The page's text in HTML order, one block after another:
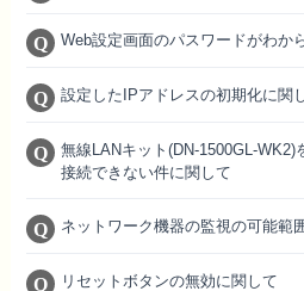
Web設定画面のパスワードがわか
設定したIPアドレスの初期化に関
無線LANキット(DN-1500GL-WK2)
接続できない件に関して
ネットワーク機器の監視の可能範
リセットボタンの無効に関して